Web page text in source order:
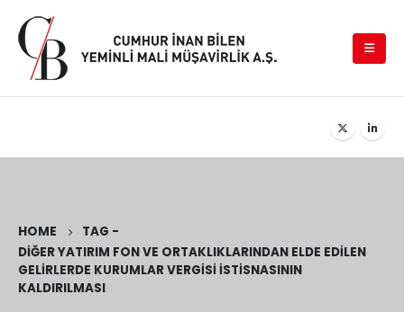
HOME
TAG -
DIĞER YATIRIM FON VE ORTAKLIKLARINDAN ELDE EDILEN
GELIRLERDE KURUMLAR VERGISI İSTISNASININ
KALDIRILMASI